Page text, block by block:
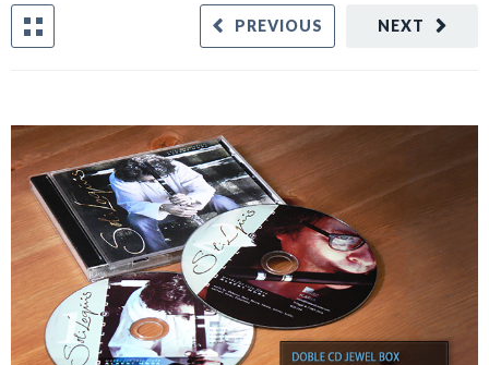
NEXT
PREVIOUS